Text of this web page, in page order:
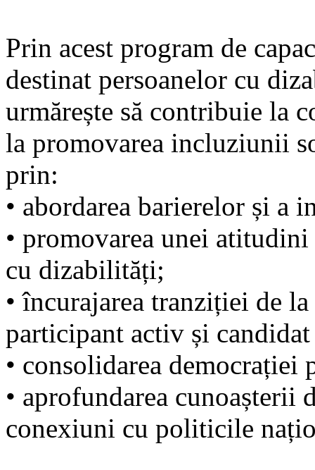
Prin acest program de
destinat persoanelor cu
urmărește să contribuie la
la promovarea incluziunii
prin:
• abordarea barierelor și a
• promovarea unei
cu dizabilități;
• încurajarea tranziției de
participant activ și
• consolidarea
• aprofundarea
conexiuni cu politicile